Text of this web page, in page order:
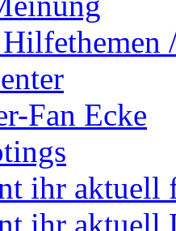
Fan Ecke
ihr aktuell
ihr aktuell